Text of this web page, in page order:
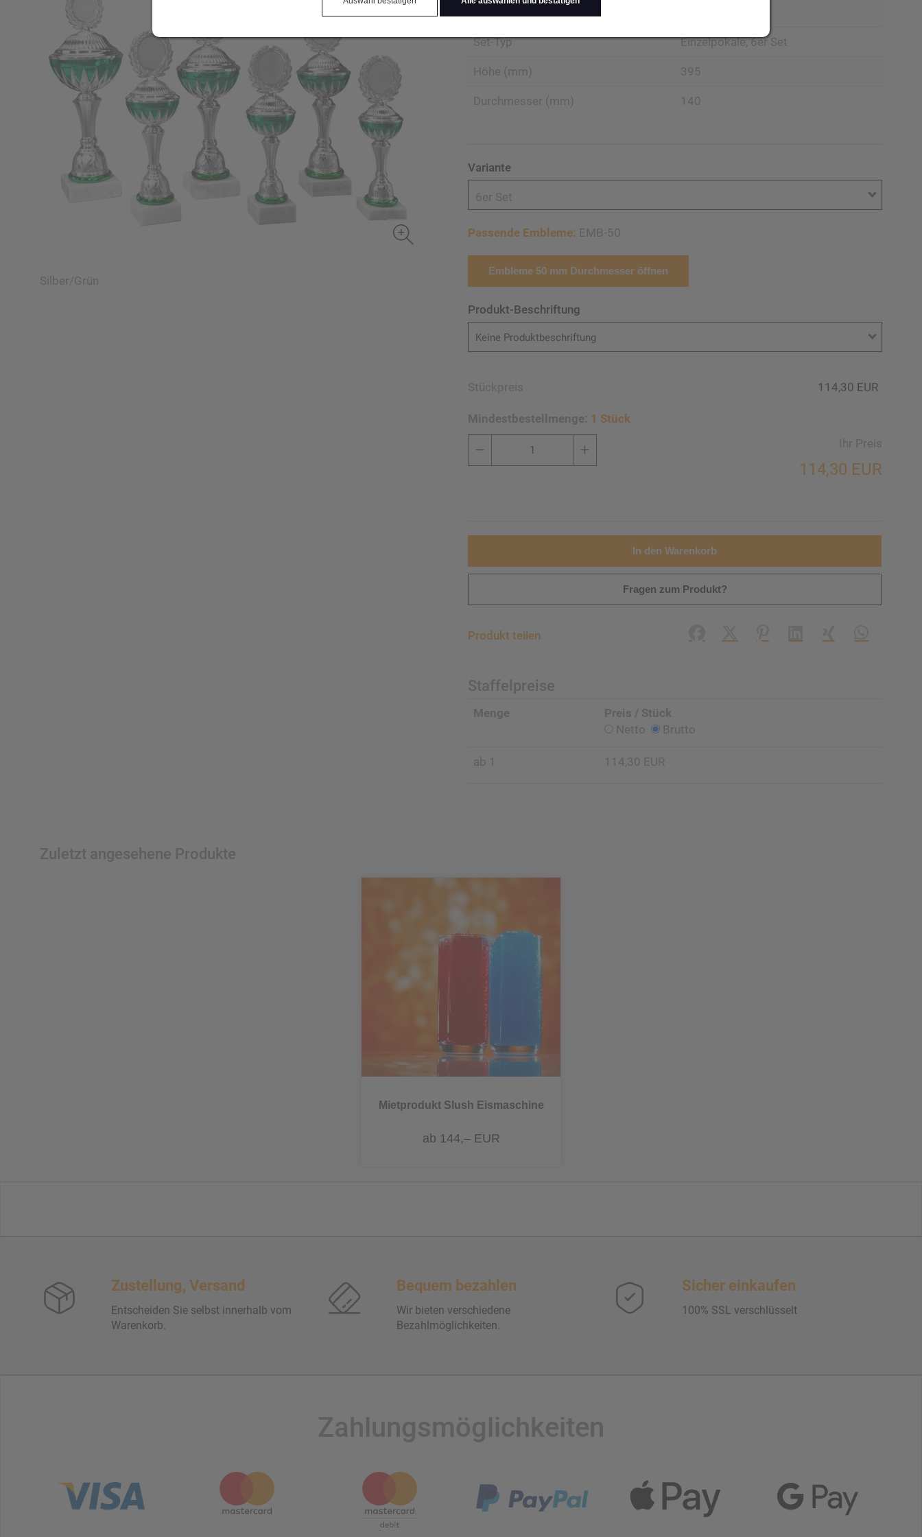
Silber/Grün
Set-Typ Einzelpokale, 6er Set
Höhe (mm) 395
Durchmesser (mm) 140
Variante
6er Set
Passende Embleme: EMB-50
Embleme 50 mm Durchmesser öffnen
Produkt-Beschriftung
Keine Produktbeschriftung
Stückpreis 114,30 EUR
Mindestbestellmenge: 1 Stück
Ihr Preis
114,30 EUR
In den Warenkorb
Fragen zum Produkt?
Produkt teilen Facebook
X PinterestLinkedInXing WhatsApp
Staffelpreise
Menge
Preis / Stück
Netto
Brutto
ab 1 114,30 EUR
Zuletzt angesehene Produkte
Mietprodukt Slush Eismaschine
ab 144,– EUR
Zustellung, Versand
Entscheiden Sie selbst innerhalb vom
Warenkorb.
Bequem bezahlen
Wir bieten verschiedene
Bezahlmöglichkeiten.
Sicher einkaufen
100% SSL verschlüsselt
Zahlungsmöglichkeiten